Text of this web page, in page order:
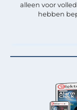
alleen voor
hebben